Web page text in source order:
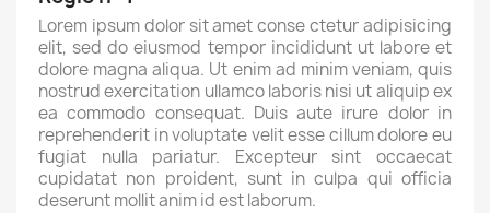
Lorem ipsum dolor sit amet conse ctetur adipisicing
elit, sed do eiusmod tempor incididunt ut labore et
dolore magna aliqua. Ut enim ad minim veniam, quis
nostrud exercitation ullamco laboris nisi ut aliquip ex
ea commodo consequat. Duis aute irure dolor in
reprehenderit in voluptate velit esse cillum dolore eu
fugiat nulla pariatur. Excepteur sint occaecat
cupidatat non proident, sunt in culpa qui officia
deserunt mollit anim id est laborum.